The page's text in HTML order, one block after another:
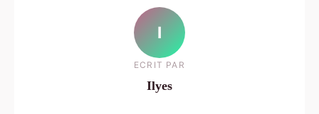
I
ECRIT PAR
Ilyes